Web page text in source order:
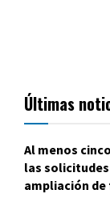
Últimas
Al menos
las solicitudes
ampliación